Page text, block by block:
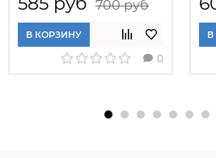
700 руб
В КОРЗИНУ
0
В